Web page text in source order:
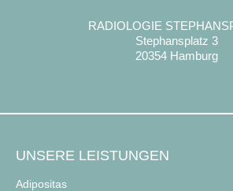
RADIOLOGIE
Stephansplatz 3
20354 Hamburg
UNSERE LEISTUNGEN
Adipositas